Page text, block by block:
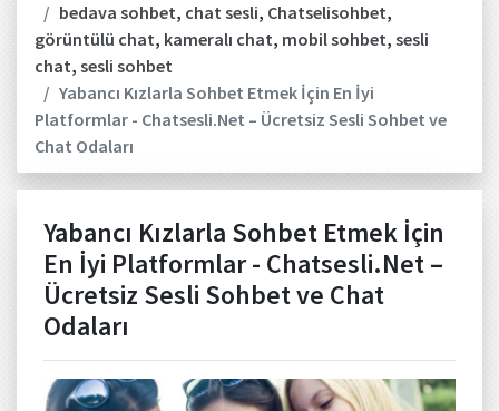
bedava sohbet, chat sesli, Chatselisohbet,
görüntülü chat, kameralı chat, mobil sohbet, sesli
chat, sesli sohbet
Yabancı Kızlarla Sohbet Etmek İçin En İyi
Platformlar - Chatsesli.Net – Ücretsiz Sesli Sohbet ve
Chat Odaları
Yabancı Kızlarla Sohbet Etmek İçin
En İyi Platformlar - Chatsesli.Net –
Ücretsiz Sesli Sohbet ve Chat
Odaları